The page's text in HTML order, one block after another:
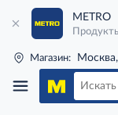
METRO
Магазин: